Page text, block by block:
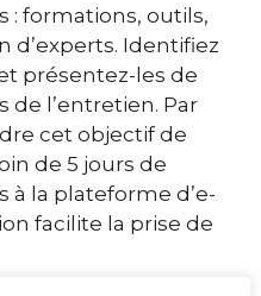
: formations, outils,
d’experts. Identifiez
présentez-les de
l’entretien. Par
cet objectif de
de 5 jours de
à la plateforme d’e-
facilite la prise de